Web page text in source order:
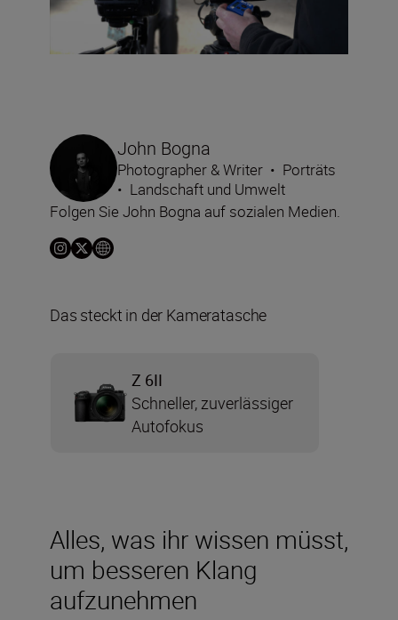
Alles, was ihr wissen müsst,
um besseren Klang
aufzunehmen
John Bogna
Photographer & Writer • Porträts
• Landschaft und Umwelt
Folgen Sie John Bogna auf sozialen Medien.
Das steckt in der Kameratasche
Z 6II
Schneller, zuverlässiger
Autofokus